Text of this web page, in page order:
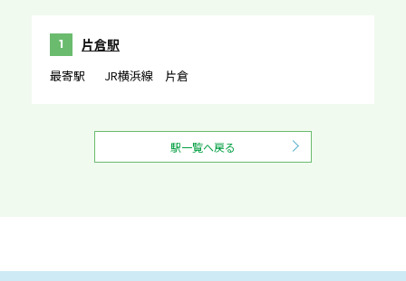
1 片倉駅
最寄駅 JR横浜線 片倉
駅一覧へ戻る